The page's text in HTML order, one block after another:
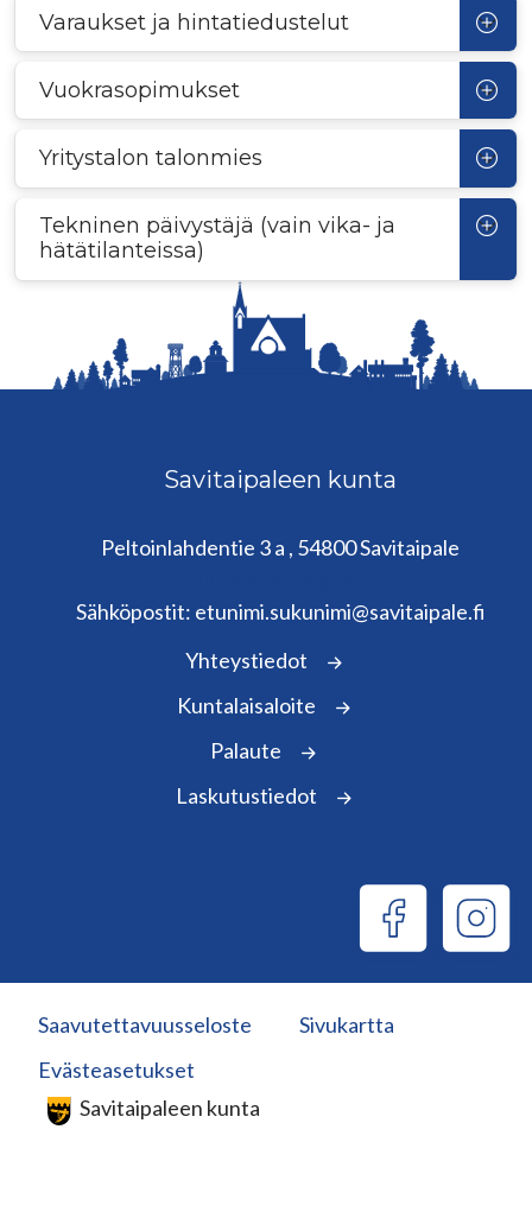
Varaukset ja hintatiedustelut
Vuokrasopimukset
Yritystalon talonmies
Tekninen päivystäjä (vain vika- ja
hätätilanteissa)
Savitaipaleen kunta
Peltoinlahdentie 3 a , 54800 Savitaipale
Sähköpostit: etunimi.sukunimi@savitaipale.fi
Yhteystiedot
Kuntalaisaloite
Palaute
Laskutustiedot
Saavutettavuusseloste
Sivukartta
Evästeasetukset
Savitaipaleen kunta